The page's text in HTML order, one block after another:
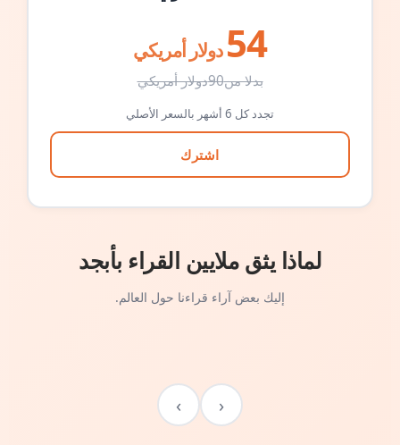
54 دولار أمريكي
بدلا من90دولار أمريكي
تجدد كل 6 أشهر بالسعر الأصلي
اشترك
لماذا يثق ملايين القراء بأبجد
إليك بعض آراء قراءنا حول العالم.
‹
›